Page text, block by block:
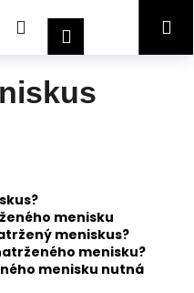
HledatPřihlášeníNákupní
menisku
meniskus?
menisku?
menisku nutná